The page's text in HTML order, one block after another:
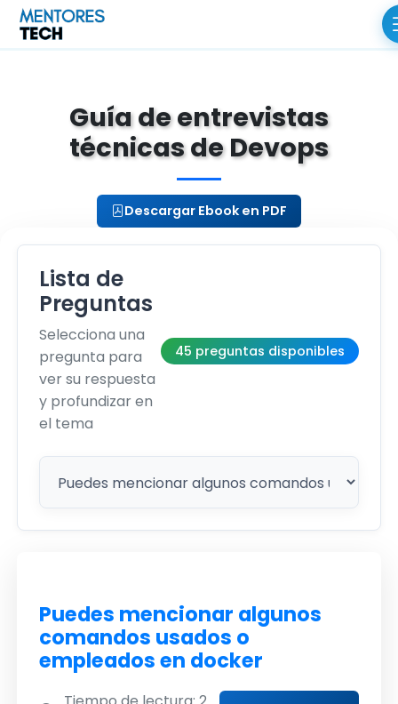
Guía de entrevistas
técnicas de Devops
Descargar Ebook en PDF
Lista de
Preguntas
Selecciona una
pregunta para
ver su respuesta
y profundizar en
el tema
45 preguntas disponibles
Puedes mencionar algunos
comandos usados o
empleados en docker